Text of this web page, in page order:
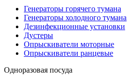
Генераторы горячего тумана
Генераторы холодного тумана
Дезинфекционные установки
Дустеры
Опрыскиватели моторные
Опрыскиватели ранцевые
Одноразовая посуда